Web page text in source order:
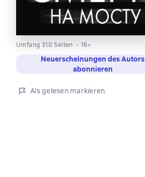
Umfang 310 Seiten 16+
Neuerscheinungen des Autors
abonnieren
Als gelesen markieren